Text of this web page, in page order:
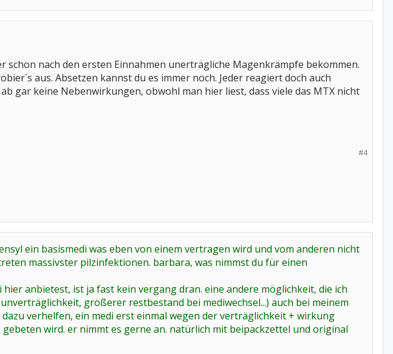
nach den ersten Einnahmen unerträgliche Magenkrämpfe bekommen.
aus. Absetzen kannst du es immer noch. Jeder reagiert doch auch
gar keine Nebenwirkungen, obwohl man hier liest, dass viele das MTX nicht
#4
ein basismedi was eben von einem vertragen wird und vom anderen nicht
massivster pilzinfektionen. barbara, was nimmst du für einen
anbietest, ist ja fast kein vergang dran. eine andere möglichkeit, die ich
größerer restbestand bei mediwechsel...) auch bei meinem
verhelfen, ein medi erst einmal wegen der verträglichkeit + wirkung
wird. er nimmt es gerne an. natürlich mit beipackzettel und original